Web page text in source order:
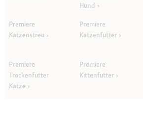
Hund
Premiere
Katzenstreu
Premiere
Katzenfutter
Premiere
Trockenfutter
Katze
Premiere
Kittenfutter